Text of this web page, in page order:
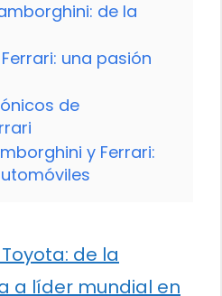
de la
una pasión
de
y Ferrari:
de la
a líder mundial en